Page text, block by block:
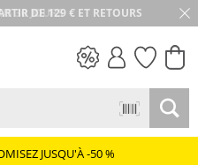
30 JOURS
JUSQU'À -50 %